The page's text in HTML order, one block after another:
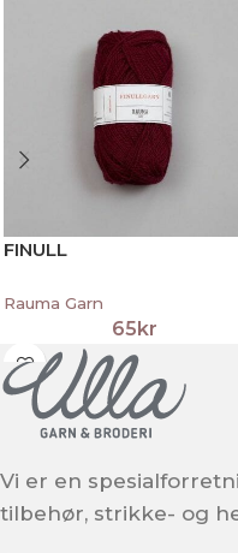
FINULL
Rauma Garn
65kr
Vi er en
tilbehør, strikke- og